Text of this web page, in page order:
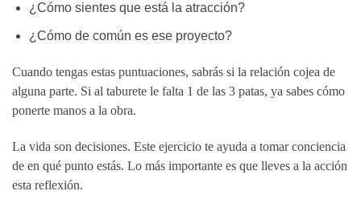
¿Cómo sientes que está la atracción?
¿Cómo de común es ese proyecto?
Cuando tengas estas puntuaciones, sabrás si la relación cojea de
alguna parte. Si al taburete le falta 1 de las 3 patas, ya sabes cómo
ponerte manos a la obra.
La vida son decisiones. Este ejercicio te ayuda a tomar conciencia
de en qué punto estás. Lo más importante es que lleves a la acción
esta reflexión.